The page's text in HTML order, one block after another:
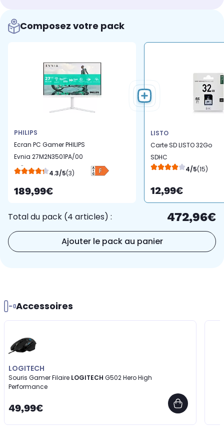
Composez votre pack
PHILIPS
Ecran PC Gamer PHILIPS
Evnia 27M2N3501PA/00
27" QHD 260Hz Fast IPS
4.3/5(3)
189,99€
LISTO
Carte SD LISTO 32Go
SDHC
4/5(15)
12,99€
Total du pack (4 articles) : 472,96€
Ajouter le pack au panier
Accessoires
LOGITECH
Souris Gamer Filaire LOGITECH
Performance
49,99€